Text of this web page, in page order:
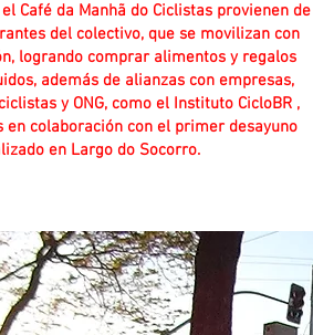
Café da Manhã do Ciclistas provienen de
del colectivo, que se movilizan con
logrando comprar alimentos y regalos
además de alianzas con empresas,
y ONG, como el Instituto CicloBR ,
en colaboración con el primer desayuno
en Largo do Socorro.